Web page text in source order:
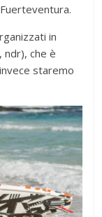
in
ndr), che è
staremo